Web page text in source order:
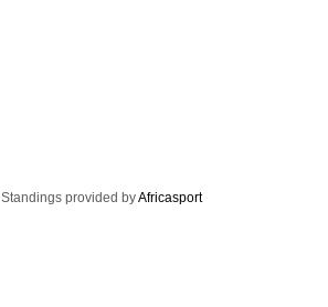
Standings provided byAfricasport